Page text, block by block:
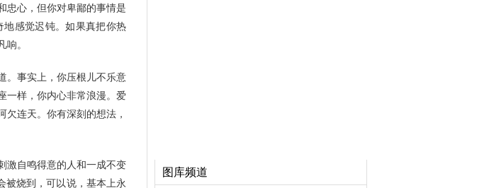
忠心，但你对卑鄙的事情是
感觉迟钝。如果真把你热
。
。事实上，你压根儿不乐意
一样，你内心非常浪漫。爱
连天。你有深刻的想法，
激自鸣得意的人和一成不变
被烧到，可以说，基本上永
图库频道